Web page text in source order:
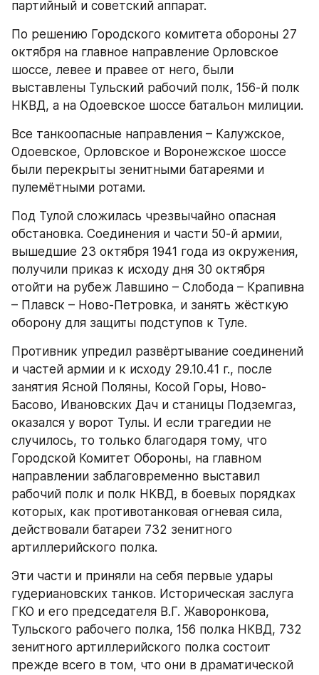
партийный и советский аппарат.
По решению Городского комитета обороны 27
октября на главное направление Орловское
шоссе, левее и правее от него, были
выставлены Тульский рабочий полк, 156-й полк
НКВД, а на Одоевское шоссе батальон милиции.
Все танкоопасные направления – Калужское,
Одоевское, Орловское и Воронежское шоссе
были перекрыты зенитными батареями и
пулемётными ротами.
Под Тулой сложилась чрезвычайно опасная
обстановка. Соединения и части 50-й армии,
вышедшие 23 октября 1941 года из окружения,
получили приказ к исходу дня 30 октября
отойти на рубеж Лавшино – Слобода – Крапивна
– Плавск – Ново-Петровка, и занять жёсткую
оборону для защиты подступов к Туле.
Противник упредил развёртывание соединений
и частей армии и к исходу 29.10.41 г., после
занятия Ясной Поляны, Косой Горы, Ново-
Басово, Ивановских Дач и станицы Подземгаз,
оказался у ворот Тулы. И если трагедии не
случилось, то только благодаря тому, что
Городской Комитет Обороны, на главном
направлении заблаговременно выставил
рабочий полк и полк НКВД, в боевых порядках
которых, как противотанковая огневая сила,
действовали батареи 732 зенитного
артиллерийского полка.
Эти части и приняли на себя первые удары
гудериановских танков. Историческая заслуга
ГКО и его председателя В.Г. Жаворонкова,
Тульского рабочего полка, 156 полка НКВД, 732
зенитного артиллерийского полка состоит
прежде всего в том, что они в драматической